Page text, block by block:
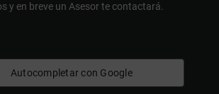
y en breve un Asesor te contactará.
Autocompletar con Google